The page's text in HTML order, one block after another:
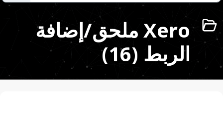
Xero ملحق/إضافة
الربط (16)